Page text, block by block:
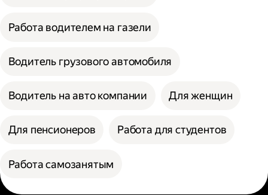
Работа водителем на газели
Водитель грузового автомобиля
Водитель на авто компании Для женщин
Для пенсионеров Работа для студентов
Работа самозанятым